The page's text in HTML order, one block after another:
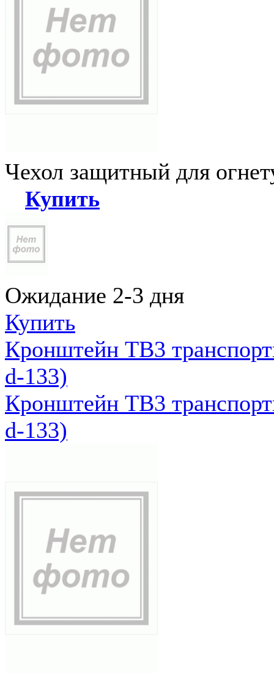
Чехол защитный для
Купить
Ожидание 2-3 дня
Купить
Кронштейн ТВ3
d-133)
Кронштейн ТВ3
d-133)